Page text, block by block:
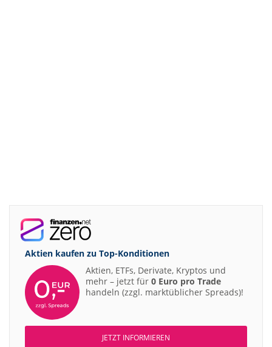
Aktien kaufen zu Top-Konditionen
Aktien, ETFs, Derivate, Kryptos und
mehr – jetzt für 0 Euro pro Trade
handeln (zzgl. marktüblicher Spreads)!
JETZT INFORMIEREN